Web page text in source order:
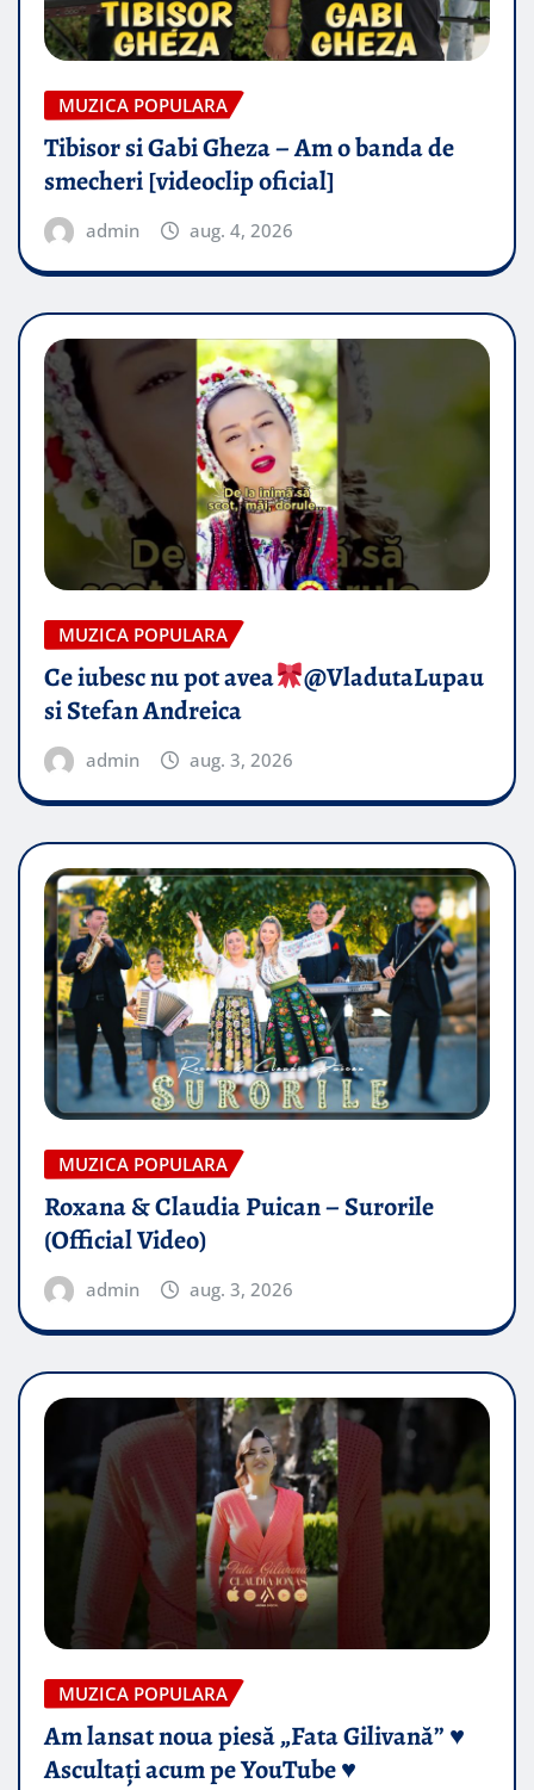
MUZICA POPULARA
Tibisor si Gabi Gheza – Am o banda de
smecheri [videoclip oficial]
admin aug. 4, 2026
MUZICA POPULARA
Ce iubesc nu pot avea
​@VladutaLupau
si Stefan Andreica
admin aug. 3, 2026
MUZICA POPULARA
Roxana & Claudia Puican – Surorile
(Official Video)
admin aug. 3, 2026
MUZICA POPULARA
Am lansat noua piesă „Fata Gilivană” ♥️
Ascultați acum pe YouTube ♥️